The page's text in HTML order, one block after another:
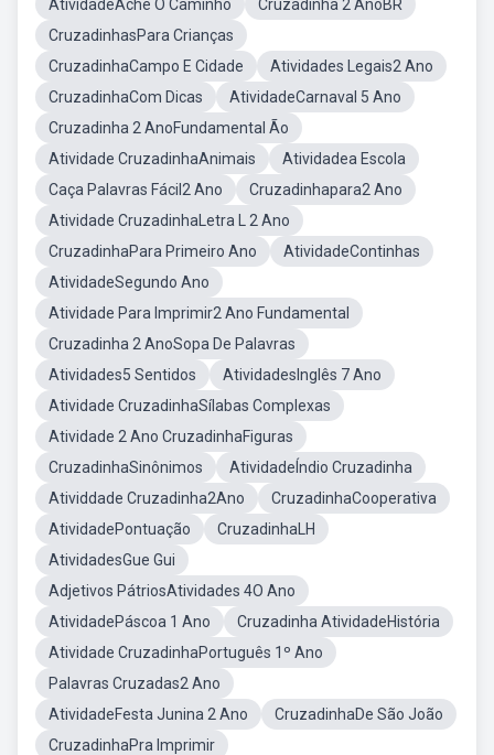
AtividadeAche O Caminho
Cruzadinha 2 AnoBR
CruzadinhasPara Crianças
CruzadinhaCampo E Cidade
Atividades Legais2 Ano
CruzadinhaCom Dicas
AtividadeCarnaval 5 Ano
Cruzadinha 2 AnoFundamental Ão
Atividade CruzadinhaAnimais
Atividadea Escola
Caça Palavras Fácil2 Ano
Cruzadinhapara2 Ano
Atividade CruzadinhaLetra L 2 Ano
CruzadinhaPara Primeiro Ano
AtividadeContinhas
AtividadeSegundo Ano
Atividade Para Imprimir2 Ano Fundamental
Cruzadinha 2 AnoSopa De Palavras
Atividades5 Sentidos
AtividadesInglês 7 Ano
Atividade CruzadinhaSílabas Complexas
Atividade 2 Ano CruzadinhaFiguras
CruzadinhaSinônimos
AtividadeÍndio Cruzadinha
Atividdade Cruzadinha2Ano
CruzadinhaCooperativa
AtividadePontuação
CruzadinhaLH
AtividadesGue Gui
Adjetivos PátriosAtividades 4O Ano
AtividadePáscoa 1 Ano
Cruzadinha AtividadeHistória
Atividade CruzadinhaPortuguês 1º Ano
Palavras Cruzadas2 Ano
AtividadeFesta Junina 2 Ano
CruzadinhaDe São João
CruzadinhaPra Imprimir